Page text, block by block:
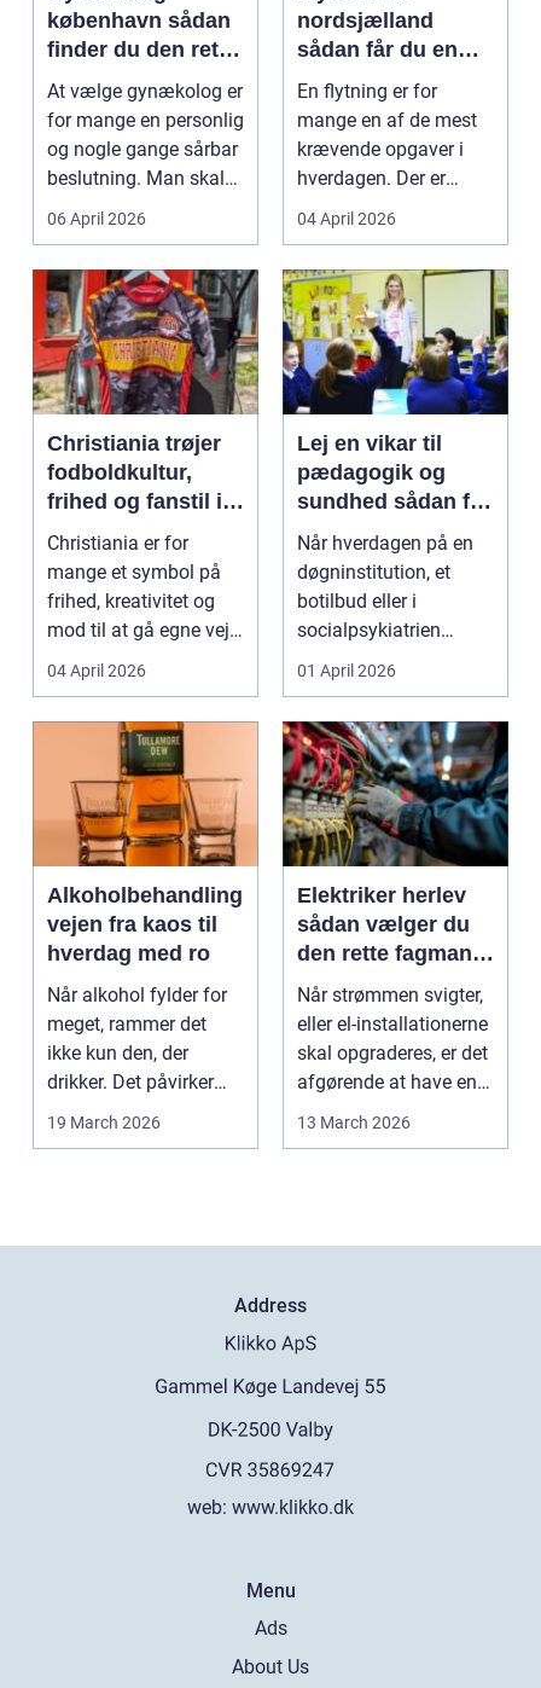
københavn sådan
finder du den rette
specialist
At vælge gynækolog er
for mange en personlig
og nogle gange sårbar
beslutning. Man skal
både føle si...
06 April 2026
nordsjælland
sådan får du en
tryg og effektiv
flytning
En flytning er for
mange en af de mest
krævende opgaver i
hverdagen. Der er
meget at holde styr på,
04 April 2026
Christiania trøjer
fodboldkultur,
frihed og fanstil i
ét
Christiania er for
mange et symbol på
frihed, kreativitet og
mod til at gå egne veje.
Den samme ånd ...
04 April 2026
Lej en vikar til
pædagogik og
sundhed sådan får
du den rette hjælp
Når hverdagen på en
døgninstitution, et
botilbud eller i
socialpsykiatrien
pludselig ændrer sig,
kan...
01 April 2026
Alkoholbehandling
vejen fra kaos til
hverdag med ro
Når alkohol fylder for
meget, rammer det
ikke kun den, der
drikker. Det påvirker
også familie, arbej...
19 March 2026
Elektriker herlev
sådan vælger du
den rette fagmand
til dine el-opgaver
Når strømmen svigter,
eller el-installationerne
skal opgraderes, er det
afgørende at have en
pålidel...
13 March 2026
Address
web: www.klikko.dk
Menu
Ads
About Us